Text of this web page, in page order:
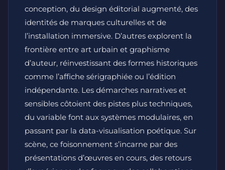
conception, du design éditorial augmenté, des
identités de marques culturelles et de
l’installation immersive. D’autres explorent la
frontière entre art urbain et graphisme
d’auteur, réinvestissant des formes historiques
comme l’affiche sérigraphiée ou l’édition
indépendante. Les démarches narratives et
sensibles côtoient des pistes plus techniques,
du variable font aux systèmes modulaires, en
passant par la data-visualisation poétique. Sur
scène, ce foisonnement s’incarne par des
présentations d’œuvres en cours, des retours